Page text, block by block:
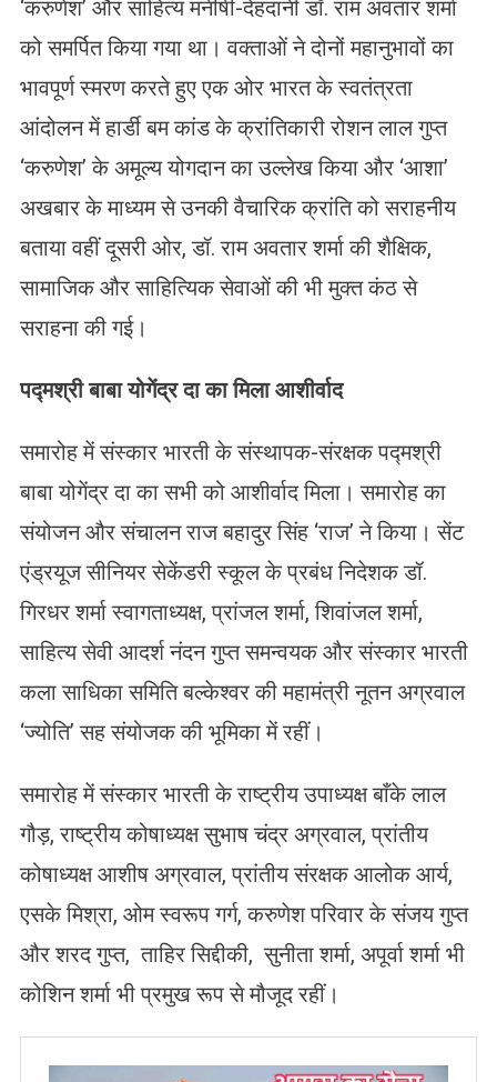
‘करुणेश’ और साहित्य मनीषी-देहदानी डॉ. राम अवतार शर्मा
को समर्पित किया गया था। वक्ताओं ने दोनों महानुभावों का
भावपूर्ण स्मरण करते हुए एक ओर भारत के स्वतंत्रता
आंदोलन में हार्डी बम कांड के क्रांतिकारी रोशन लाल गुप्त
‘करुणेश’ के अमूल्य योगदान का उल्लेख किया और ‘आशा’
अखबार के माध्यम से उनकी वैचारिक क्रांति को सराहनीय
बताया वहीं दूसरी ओर, डॉ. राम अवतार शर्मा की शैक्षिक,
सामाजिक और साहित्यिक सेवाओं की भी मुक्त कंठ से
सराहना की गई।
पद्मश्री बाबा योगेंद्र दा का मिला आशीर्वाद
समारोह में संस्कार भारती के संस्थापक-संरक्षक पद्मश्री
बाबा योगेंद्र दा का सभी को आशीर्वाद मिला। समारोह का
संयोजन और संचालन राज बहादुर सिंह ‘राज’ ने किया। सेंट
एंड्रयूज सीनियर सेकेंडरी स्कूल के प्रबंध निदेशक डॉ.
गिरधर शर्मा स्वागताध्यक्ष, प्रांजल शर्मा, शिवांजल शर्मा,
साहित्य सेवी आदर्श नंदन गुप्त समन्वयक और संस्कार भारती
कला साधिका समिति बल्केश्वर की महामंत्री नूतन अग्रवाल
‘ज्योति’ सह संयोजक की भूमिका में रहीं।
समारोह में संस्कार भारती के राष्ट्रीय उपाध्यक्ष बाँके लाल
गौड़, राष्ट्रीय कोषाध्यक्ष सुभाष चंद्र अग्रवाल, प्रांतीय
कोषाध्यक्ष आशीष अग्रवाल, प्रांतीय संरक्षक आलोक आर्य,
एसके मिश्रा, ओम स्वरूप गर्ग, करुणेश परिवार के संजय गुप्त
और शरद गुप्त, ताहिर सिद्दीकी, सुनीता शर्मा, अपूर्वा शर्मा भी
कोशिन शर्मा भी प्रमुख रूप से मौजूद रहीं।